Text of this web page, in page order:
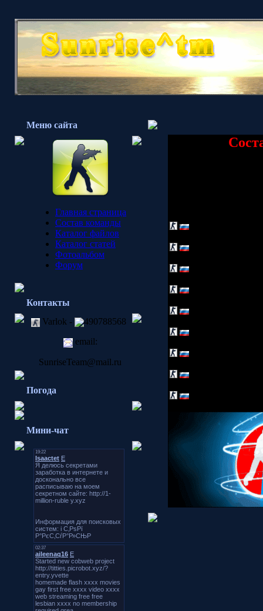
Меню сайта
Главная страница
Состав команды
Каталог файлов
Каталог статей
Фотоальбом
Форум
Контакты
Varlok -
490788568
email:
SunriseTeam@mail.ru
Погода
Мини-чат